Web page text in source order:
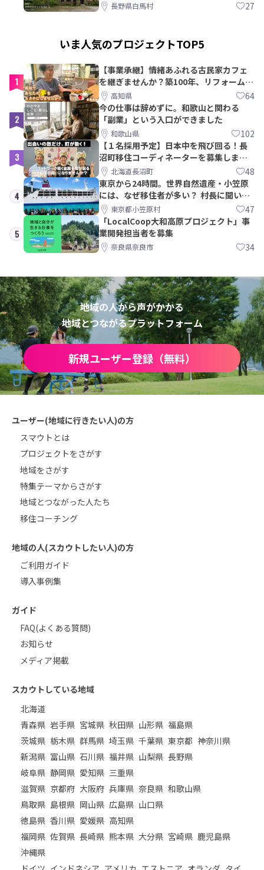
長野県白馬村 27
いま人気のプロジェクトTOP5
1
【事業承継】情緒あふれる古民家カフェ
を継ぎませんか？築100年、リフォームか
ら約10年！
高知県 64
2
今の仕事は辞めずに。和歌山と関わる
「副業」という入口ができました
和歌山県 102
3
【１名採用予定】日本中を飛び回る！長
沼町移住コーディネーターを募集しま
す！北海道長沼町 48
4
東京から24時間。世界自然遺産・小笠原
には、なぜ移住者が多い？ 村長に聞いて
みた東京都小笠原村 47
5
「LocalCoop大和高原プロジェクト」事
業開発担当者を募集
奈良県奈良市 34
地域の人から声がかかる
地域とつながるプラットフォーム
新規ユーザー登録（無料）
ユーザー(地域に行きたい人)の方
スマウトとは
プロジェクトをさがす
地域をさがす
特集テーマからさがす
地域とつながった人たち
移住コーチング
地域の人(スカウトしたい人)の方
ご利用ガイド
導入事例集
ガイド
FAQ(よくある質問)
お知らせ
メディア掲載
スカウトしている地域
北海道
青森県 岩手県 宮城県 秋田県 山形県 福島県
茨城県 栃木県 群馬県 埼玉県 千葉県 東京都 神奈川県
新潟県 富山県 石川県 福井県 山梨県 長野県
岐阜県 静岡県 愛知県 三重県
滋賀県 京都府 大阪府 兵庫県 奈良県 和歌山県
鳥取県 島根県 岡山県 広島県 山口県
徳島県 香川県 愛媛県 高知県
福岡県 佐賀県 長崎県 熊本県 大分県 宮崎県 鹿児島県
沖縄県